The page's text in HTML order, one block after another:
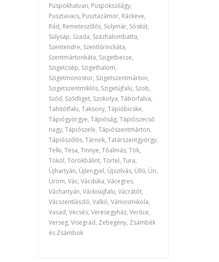
Püspökhatvan, Püspökszilágy,
Pusztavacs, Pusztazámor, Ráckeve,
Rád, Remeteszőlős, Solymár, Sóskút,
Sülysáp, Szada, Százhalombatta,
Szentendre, Szentlőrinckáta,
Szentmártonkáta, Szigetbecse,
Szigetcsép, Szigethalom,
Szigetmonostor, Szigetszentmárton,
Szigetszentmiklós, Szigetújfalu, Szob,
Sződ, Sződliget, Szokolya, Táborfalva,
Tahitótfalu, Taksony, Tápióbicske,
Tápiógyörgye, Tápióság, Tápiószecső
nagy, Tápiószele, Tápiószentmárton,
Tápiószőlős, Tárnok, Tatárszentgyörgy,
Telki, Tésa, Tinnye, Tóalmás, Tök,
Tököl, Törökbálint, Törtel, Tura,
Újhartyán, Újlengyel, Újszilvás, Üllő, Úri,
Üröm, Vác, Vácduka, Vácegres,
Váchartyán, Váckisújfalu, Vácrátót,
Vácszentlászló, Valkó, Vámosmikola,
Vasad, Vecsés, Veresegyház, Verőce,
Verseg, Visegrád, Zebegény, Zsámbék
és Zsámbok